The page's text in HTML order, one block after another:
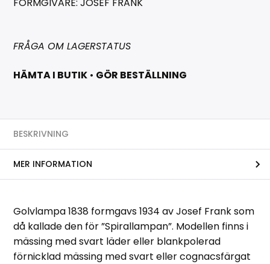
FRÅGA OM LAGERSTATUS
HÄMTA I BUTIK • GÖR BESTÄLLNING
BESKRIVNING
MER INFORMATION
Golvlampa 1838 formgavs 1934 av Josef Frank som
då kallade den för ”Spirallampan”. Modellen finns i
mässing med svart läder eller blankpolerad
förnicklad mässing med svart eller cognacsfärgat